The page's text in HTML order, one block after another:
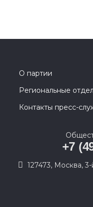
О партии
Региональные
Контакты пресс-
+7
127473, Москва,